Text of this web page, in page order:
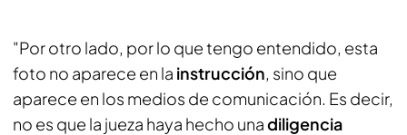
"Por otro lado, por lo que tengo entendido, esta
foto no aparece en la instrucción, sino que
aparece en los medios de comunicación. Es decir,
no es que la jueza haya hecho unadiligencia